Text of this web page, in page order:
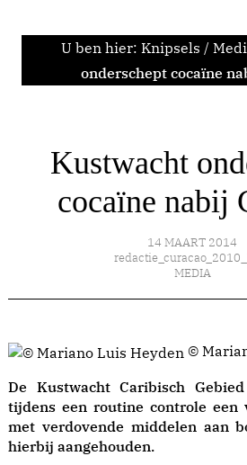
U ben hier: Knipsels /
onderschept cocaïne
Kustwacht
cocaïne nabij
14 MAART 2014
MEDIA
©
De Kustwacht Caribisch
tijdens een routine controle een
met verdovende middelen aan
hierbij aangehouden.